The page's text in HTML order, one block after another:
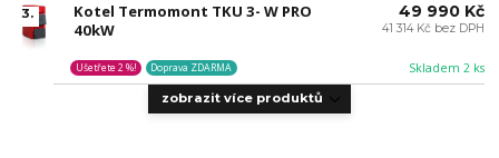
3.
Kotel Termomont TKU 3- W PRO
40kW
Skladem 2 ks
Ušetřete 2 %! Doprava ZDARMA
49 990 Kč
41 314 Kč bez DPH
zobrazit více produktů